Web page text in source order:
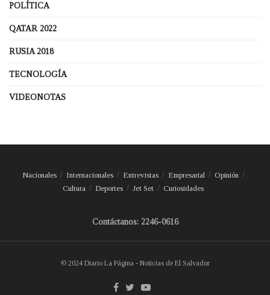
POLÍTICA
QATAR 2022
RUSIA 2018
TECNOLOGÍA
VIDEONOTAS
Nacionales Internacionales Entrevistas Empresarial
Opinión
Cultura
Deportes Jet Set Curiosidades
Contáctanos: 2246-0616
© 2024 Diario La Página - Noticias de El Salvador